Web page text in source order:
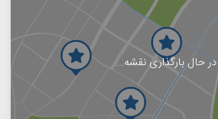
در حال بارگذاری نقشه...